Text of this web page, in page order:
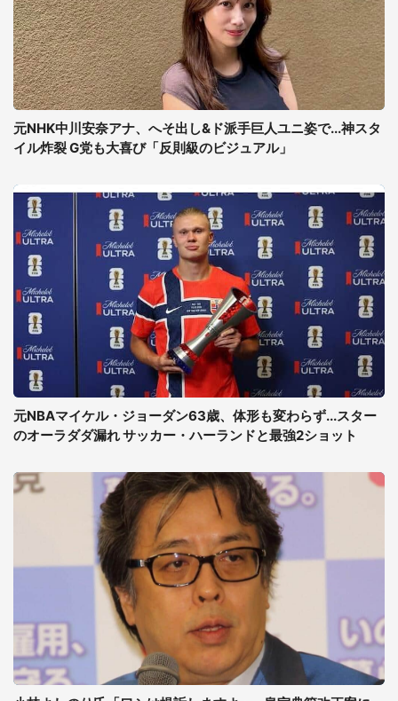
元NHK中川安奈アナ、へそ出し&ド派手巨人ユニ姿で...神スタ
イル炸裂 G党も大喜び「反則級のビジュアル」
元NBAマイケル・ジョーダン63歳、体形も変わらず...スター
のオーラダダ漏れ サッカー・ハーランドと最強2ショット